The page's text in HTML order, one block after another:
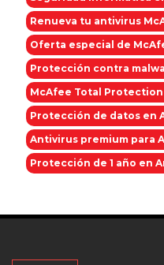
Renueva tu antivirus
Oferta especial de
Protección contra
McAfee Total
Protección de datos en
Antivirus premium para
Protección de 1 año en